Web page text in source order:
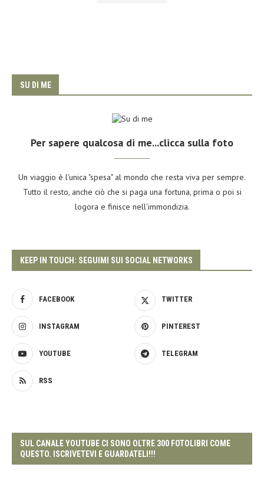
SU DI ME
Per sapere qualcosa di me...clicca sulla foto
Un viaggio è l'unica "spesa" al mondo che resta viva per sempre.
Tutto il resto, anche ciò che si paga una fortuna, prima o poi si
logora e finisce nell'immondizia.
KEEP IN TOUCH: SEGUIMI SUI SOCIAL NETWORKS
FACEBOOK TWITTER
INSTAGRAM PINTEREST
YOUTUBE TELEGRAM
RSS
SUL CANALE YOUTUBE CI SONO OLTRE 300 FOTOLIBRI COME
QUESTO. ISCRIVETEVI E GUARDATELI!!!